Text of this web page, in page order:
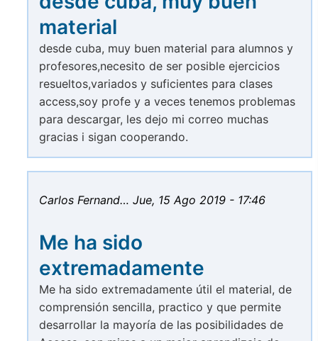
material
desde cuba, muy buen material para alumnos y
profesores,necesito de ser posible ejercicios
resueltos,variados y suficientes para clases
access,soy profe y a veces tenemos problemas
para descargar, les dejo mi correo muchas
gracias i sigan cooperando.
Carlos Fernand… Jue, 15 Ago 2019 - 17:46
Me ha sido
extremadamente
Me ha sido extremadamente útil el material, de
comprensión sencilla, practico y que permite
desarrollar la mayoría de las posibilidades de